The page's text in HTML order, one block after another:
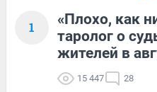
1
«Плохо, как
таролог о
жителей в
15 447 28